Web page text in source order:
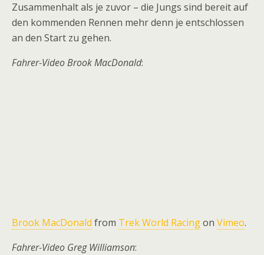
Zusammenhalt als je zuvor – die Jungs sind bereit auf
den kommenden Rennen mehr denn je entschlossen
an den Start zu gehen.
Fahrer-Video Brook MacDonald:
Brook MacDonald from Trek World Racingon Vimeo.
Fahrer-Video Greg Williamson: